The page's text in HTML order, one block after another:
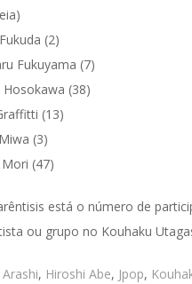
(2)
Fukuyama (7)
Hosokawa (38)
(13)
(3)
(47)
está o número de
ou grupo no Kouhaku
Arashi, Hiroshi Abe, Jpop,